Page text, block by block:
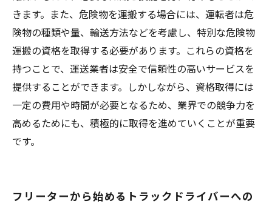
きます。また、危険物を運搬する場合には、運転者は危
険物の種類や量、輸送方法などを考慮し、特別な危険物
運搬の資格を取得する必要があります。これらの資格を
持つことで、運送業者は安全で信頼性の高いサービスを
提供することができます。しかしながら、資格取得には
一定の費用や時間が必要となるため、業界での競争力を
高めるためにも、積極的に取得を進めていくことが重要
です。
フリーターから始めるトラックドライバーへの